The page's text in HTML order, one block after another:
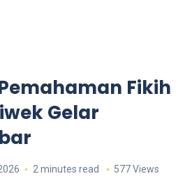
Fikih
Gelar
2 minutes read 577 Views